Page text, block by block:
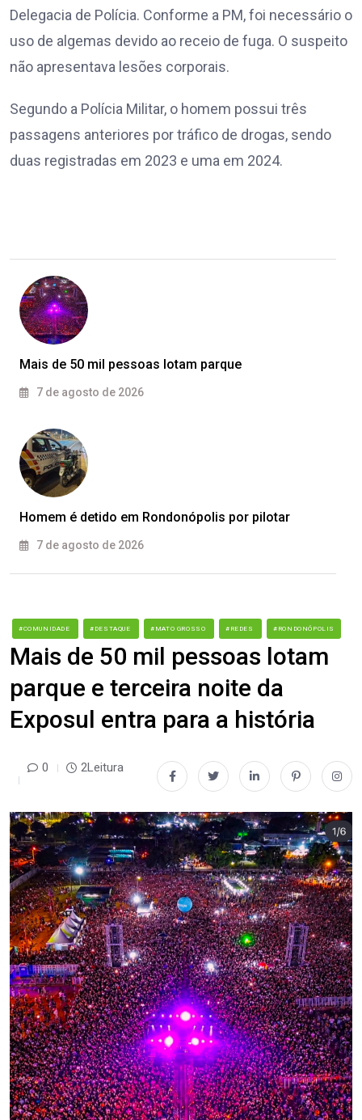
Delegacia de Polícia. Conforme a PM, foi necessário o
uso de algemas devido ao receio de fuga. O suspeito
não apresentava lesões corporais.
Segundo a Polícia Militar, o homem possui três
passagens anteriores por tráfico de drogas, sendo
duas registradas em 2023 e uma em 2024.
Mais de 50 mil pessoas lotam parque
7 de agosto de 2026
Homem é detido em Rondonópolis por pilotar
7 de agosto de 2026
#COMUNIDADE #DESTAQUE #MATO GROSSO #REDES #RONDONÓPOLIS
Mais de 50 mil pessoas lotam
parque e terceira noite da
Exposul entra para a história
0 2Leitura